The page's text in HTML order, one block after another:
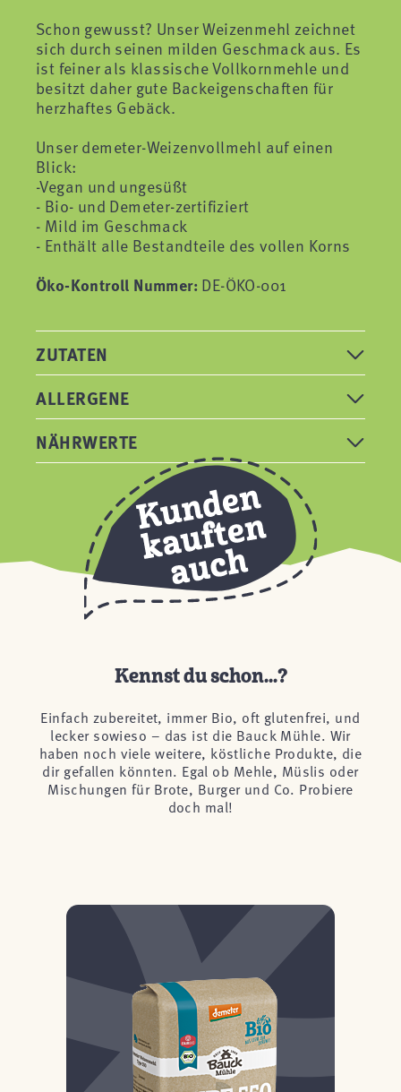
Schon gewusst? Unser Weizenmehl zeichnet
sich durch seinen milden Geschmack aus. Es
ist feiner als klassische Vollkornmehle und
besitzt daher gute Backeigenschaften für
herzhaftes Gebäck.
Unser demeter-Weizenvollmehl auf einen
Blick:
-Vegan und ungesüßt
- Bio- und Demeter-zertifiziert
- Mild im Geschmack
- Enthält alle Bestandteile des vollen Korns
Öko-Kontroll Nummer: DE-ÖKO-001
ZUTATEN
ALLERGENE
NÄHRWERTE
Kennst du schon...?
Einfach zubereitet, immer Bio, oft glutenfrei, und
lecker sowieso – das ist die Bauck Mühle. Wir
haben noch viele weitere, köstliche Produkte, die
dir gefallen könnten. Egal ob Mehle, Müslis oder
Mischungen für Brote, Burger und Co. Probiere
doch mal!